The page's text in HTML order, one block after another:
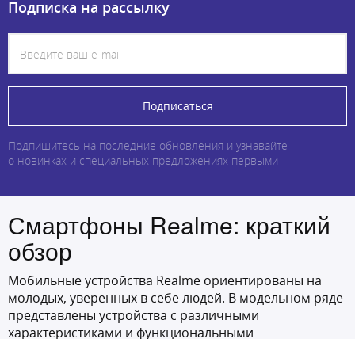
Подписка на рассылку
Подписаться
Подпишитесь на последние обновления и узнавайте
о новинках и специальных предложениях первыми
Смартфоны Realme: краткий
обзор
Мобильные устройства Realme ориентированы на
молодых, уверенных в себе людей. В модельном ряде
представлены устройства с различными
характеристиками и функциональными